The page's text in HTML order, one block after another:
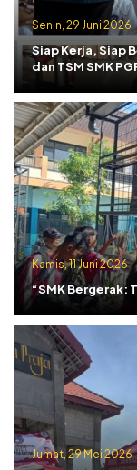
Senin, 29 Juni 2026
Siap Kerja, Siap
dan TSM SMK
Kamis, 11 Juni 2026
“SMK Bergerak:
Jumat, 29 Mei 2026